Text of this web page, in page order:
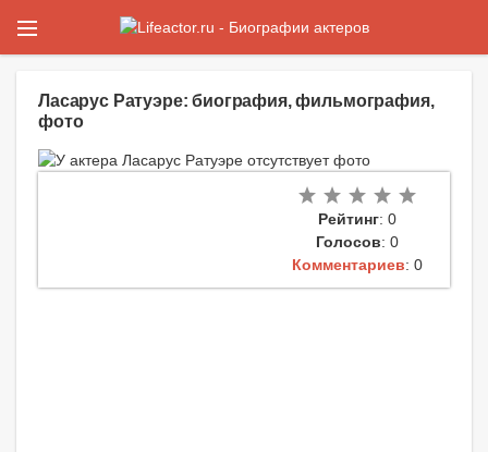
Ласарус Ратуэре: биография, фильмография,
фото
Рейтинг: 0
Голосов: 0
Комментариев: 0